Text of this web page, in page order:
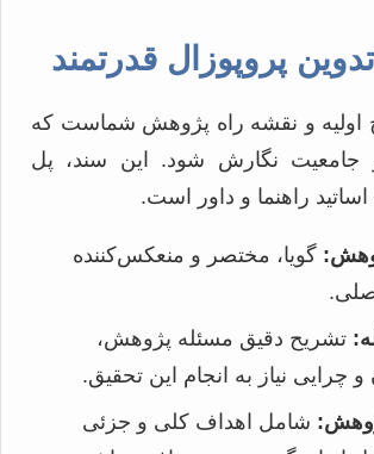
پروپوزال قدرتمند
اولیه و نقشه راه پژوهش شماست که
جامعیت نگارش شود. این سند، پل
اساتید راهنما و داور است.
گویا، مختصر و منعکس‌کننده
تشریح دقیق مسئله پژوهش،
چرایی نیاز به انجام این تحقیق.
شامل اهداف کلی و جزئی